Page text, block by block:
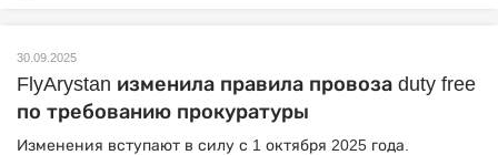
30.09.2025
FlyArystan изменила правила провоза duty free
по требованию прокуратуры
Изменения вступают в силу с 1 октября 2025 года.